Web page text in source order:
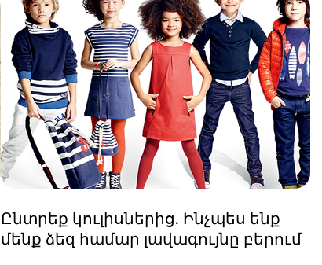
Ընտրեք կուլիսներից. Ինչպես ենք
մենք ձեզ համար լավագույնը բերում